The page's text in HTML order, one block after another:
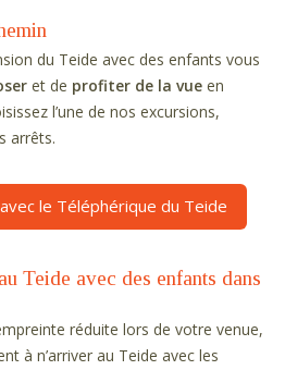
du Teide avec des enfants vous
et de profiter de la vue en
l’une de nos excursions,
arrêts.
le Téléphérique du Teide
Teide avec des enfants dans
réduite lors de votre venue,
à n’arriver au Teide avec les